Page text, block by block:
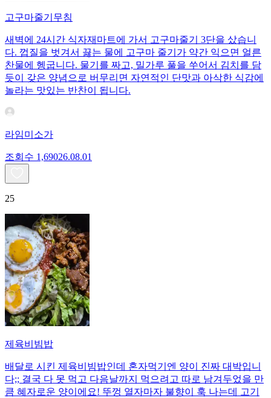
고구마줄기무침
새벽에 24시간 식자재마트에 가서 고구마줄기 3단을 샀습니
다. 껍질을 벗겨서 끓는 물에 고구마 줄기가 약간 익으면 얼른
찬물에 헹굽니다. 물기를 짜고, 밀가루 풀을 쑤어서 김치를 담
듯이 갖은 양념으로 버무리면 자연적인 단맛과 아삭한 식감에
놀라는 맛있는 반찬이 됩니다.
라임미소가
조회수 1,69026.08.01
25
제육비빔밥
배달로 시킨 제육비빔밥인데 혼자먹기엔 양이 진짜 대박입니
다;; 결국 다 못 먹고 다음날까지 먹으려고 따로 남겨두었을 만
큼 혜자로운 양이에요! 뚜껑 열자마자 불향이 훅 나는데 고기